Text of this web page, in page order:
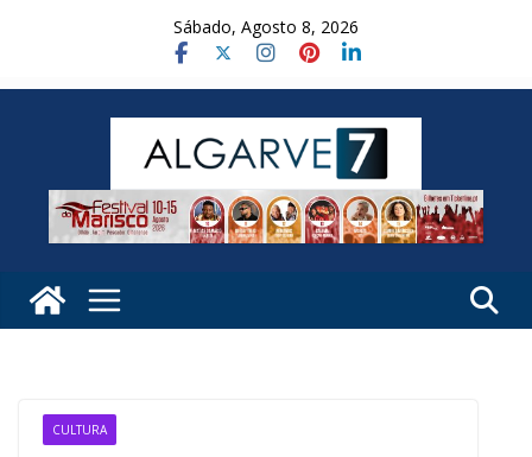
Sábado, Agosto 8, 2026
CULTURA